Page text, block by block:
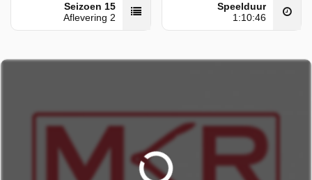
Seizoen 15
Aflevering 2
Speelduur
1:10:46